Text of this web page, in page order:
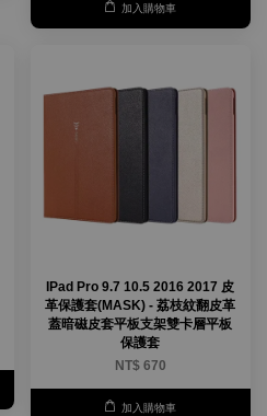
加入購物車
IPad Pro 9.7 10.5 2016 2017 皮
革保護套(MASK) - 荔枝紋翻皮革
蓋暗磁皮套平板支架雙卡層平板
保護套
NT$ 670
加入購物車